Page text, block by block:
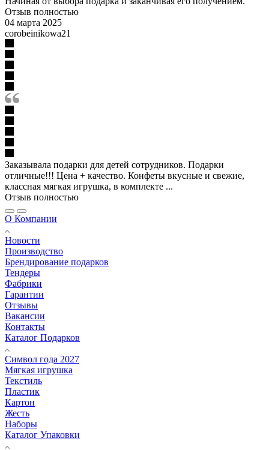
Отзыв полностью
04 марта 2025
corobeinikowa21
Заказывала подарки для детей сотрудников. Подарки
отличные!!! Цена + качество. Конфеты вкусные и свежие,
классная мягкая игрушка, в комплекте ...
Отзыв полностью
О Компании
Новости
Производство
Брендирование подарков
Тендеры
Фабрики
Гарантии
Отзывы
Вакансии
Контакты
Каталог Подарков
Символ года 2027
Мягкая игрушка
Текстиль
Пластик
Картон
Жесть
Наборы
Каталог Упаковки